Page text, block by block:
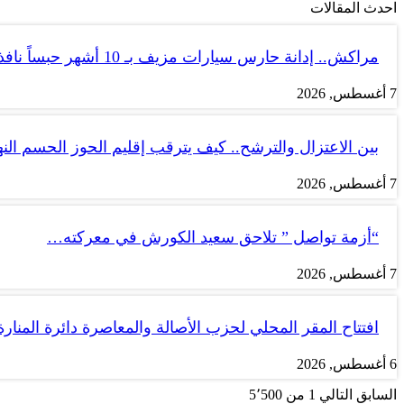
احدث المقالات
مراكش.. إدانة حارس سيارات مزيف بـ 10 أشهر حبساً نافذاً
7 أغسطس, 2026
بين الاعتزال والترشح.. كيف يترقب إقليم الحوز الحسم
7 أغسطس, 2026
“أزمة تواصل ” تلاحق سعيد الكورش في معركته…
7 أغسطس, 2026
افتتاح المقر المحلي لحزب الأصالة والمعاصرة دائرة
6 أغسطس, 2026
السابق التالي 1 من 5٬500